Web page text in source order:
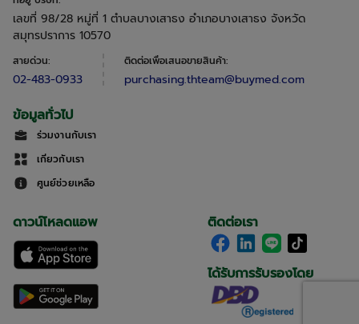
เลขที่ 98/28 หมู่ที่ 1 ตำบลบางเสาธง อำเภอบางเสาธง จังหวัด
สมุทรปราการ 10570
สายด่วน:
02-483-0933
ติดต่อเพื่อเสนอขายสินค้า:
purchasing.thteam@buymed.com
ข้อมูลทั่วไป
ร่วมงานกับเรา
เกี่ยวกับเรา
ศูนย์ช่วยเหลือ
ติดต่อเรา
ได้รับการรับรองโดย
ดาวน์โหลดแอพ